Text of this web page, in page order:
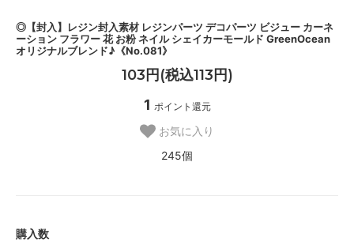
◎【封入】レジン封入素材 レジンパーツ デコパーツ ビジュー カーネ
ーション フラワー 花 お粉 ネイル シェイカーモールド GreenOcean
オリジナルブレンド♪《No.081》
103円(税込113円)
1 ポイント還元
お気に入り
245個
購入数